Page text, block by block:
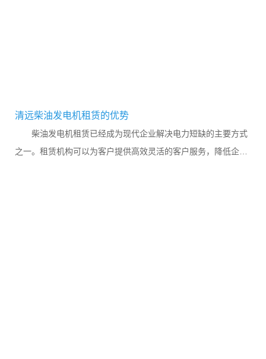
清远柴油发电机租赁的优势
柴油发电机租赁已经成为现代企业解决电力短缺的主要方式
之一。租赁机构可以为客户提供高效灵活的客户服务，降低企业